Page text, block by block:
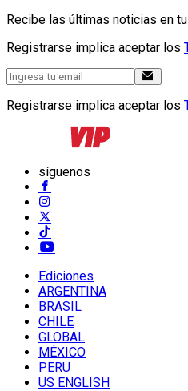
Recibe las últimas noticias en
Registrarse implica aceptar los
Registrarse implica aceptar los
síguenos
Ediciones
ARGENTINA
BRASIL
CHILE
GLOBAL
MÉXICO
PERU
US ENGLISH